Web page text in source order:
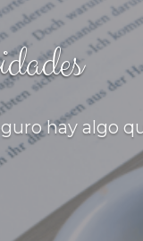
hay algo